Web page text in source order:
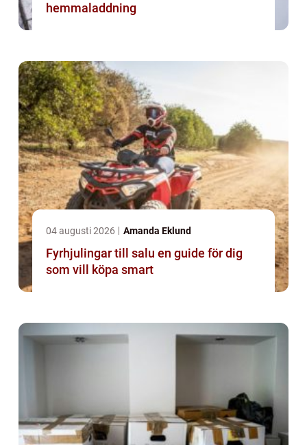
hemmaladdning
04 augusti 2026 Amanda Eklund
Fyrhjulingar till salu en guide för dig
som vill köpa smart